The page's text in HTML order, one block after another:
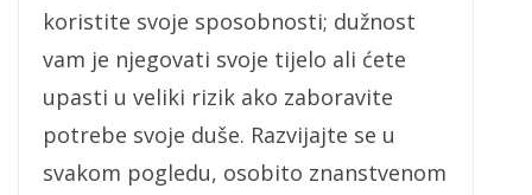
koristite svoje sposobnosti; dužnost
vam je njegovati svoje tijelo ali ćete
upasti u veliki rizik ako zaboravite
potrebe svoje duše. Razvijajte se u
svakom pogledu, osobito znanstvenom